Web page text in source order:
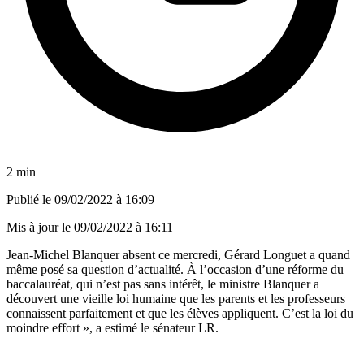
2 min
Publié le 09/02/2022 à 16:09
Mis à jour le 09/02/2022 à 16:11
Jean-Michel Blanquer absent ce mercredi, Gérard Longuet a quand
même posé sa question d’actualité. À l’occasion d’une réforme du
baccalauréat, qui n’est pas sans intérêt, le ministre Blanquer a
découvert une vieille loi humaine que les parents et les professeurs
connaissent parfaitement et que les élèves appliquent. C’est la loi du
moindre effort », a estimé le sénateur LR.